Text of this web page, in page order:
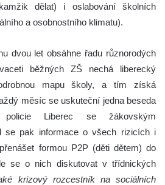
dělat) i oslabování školních
a osobnostního klimatu).
dvou let obsáhne řadu různorodých
běžných ZŠ nechá liberecký
mapu školy, a tím získá
měsíc se uskuteční jedna beseda
policie Liberec se žákovským
se pak informace o všech rizicích i
formou P2P (děti dětem) do
se o nich diskutovat v třídnických
krizový rozcestník na sociálních